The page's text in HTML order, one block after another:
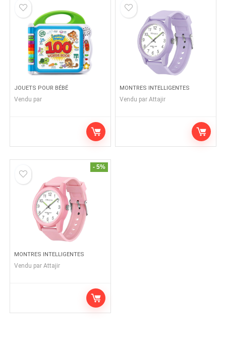
JOUETS POUR BÉBÉ
Vendu par
MONTRES INTELLIGENTES
Vendu par Attajir
- 5%
MONTRES INTELLIGENTES
Vendu par Attajir